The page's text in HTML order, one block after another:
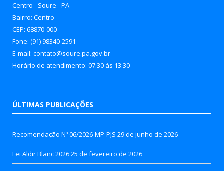
Centro - Soure - PA
Bairro: Centro
CEP: 68870-000
Fone: (91) 98340-2591
E-mail: contato@soure.pa.gov.br
Horário de atendimento: 07:30 às 13:30
ÚLTIMAS PUBLICAÇÕES
Recomendação Nº 06/2026-MP-PJS 29 de junho de 2026
Lei Aldir Blanc 202625 de fevereiro de 2026